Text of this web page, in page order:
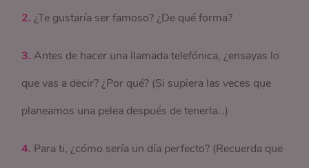
2.¿Te gustaría ser famoso? ¿De qué forma?
3.Antes de hacer una llamada telefónica, ¿ensayas lo
que vas a decir? ¿Por qué? (Si supiera las veces que
planeamos una pelea después de tenerla…)
4. Para ti, ¿cómo sería un día perfecto? (Recuerda que